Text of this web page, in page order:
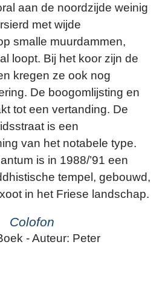
aan de noordzijde weinig
met wijde
smalle muurdammen,
loopt. Bij het koor zijn de
kregen ze ook nog
De boogomlijsting en
tot een vertanding. De
is een
van het notabele type.
is in 1988/’91 een
tempel, gebouwd,
in het Friese landschap.
Colofon
- Auteur: Peter